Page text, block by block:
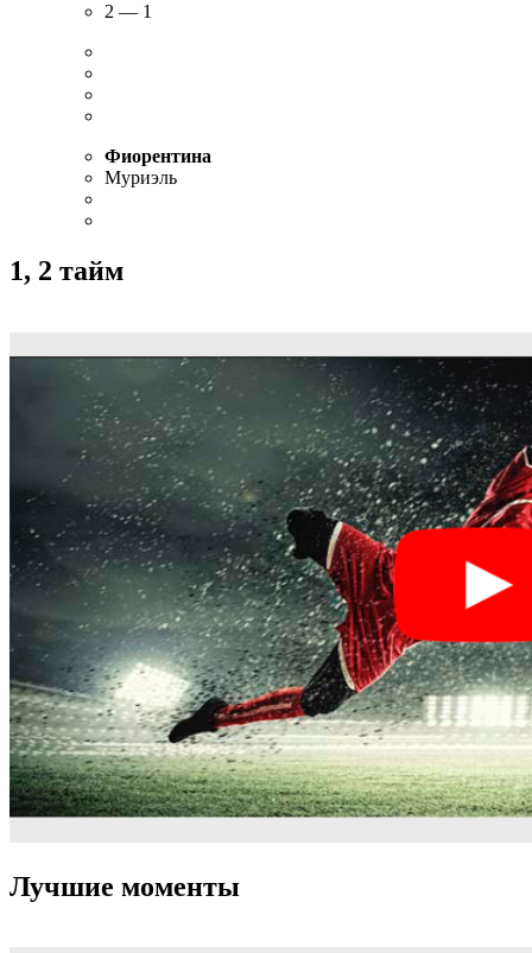
2 — 1
Фиорентина
Муриэль
1, 2 тайм
Лучшие моменты